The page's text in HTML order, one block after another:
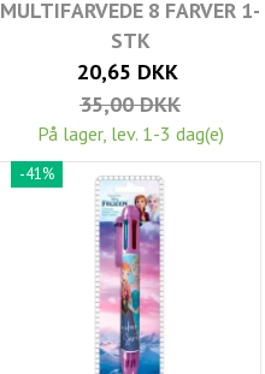
MULTIFARVEDE 8 FARVER 1-
STK
20,65 DKK
35,00 DKK
På lager, lev. 1-3 dag(e)
-41%